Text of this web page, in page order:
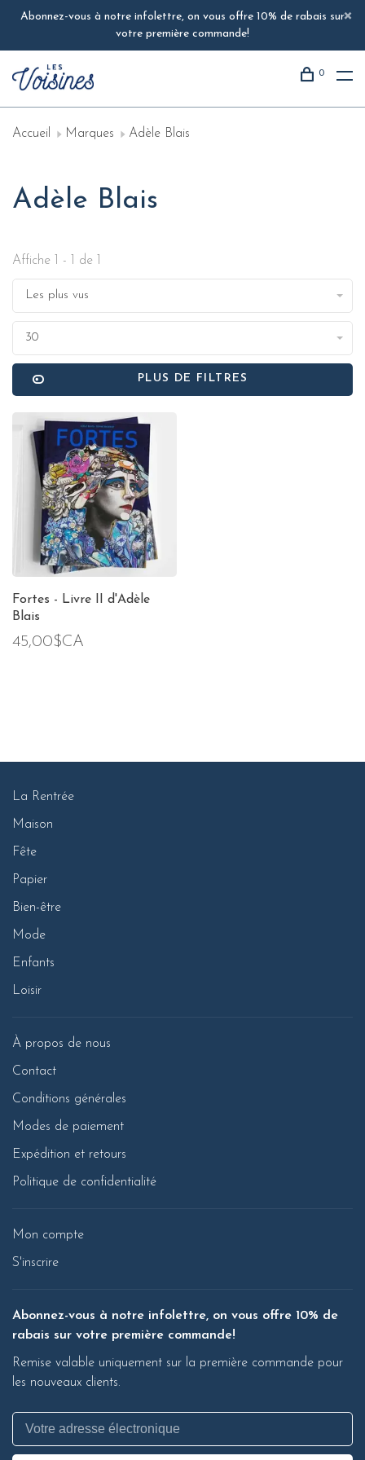
Abonnez-vous à notre infolettre, on vous offre 10% de rabais sur
votre première commande!
0
Accueil Marques Adèle Blais
Adèle Blais
Affiche 1 - 1 de 1
Les plus vus
30
PLUS DE FILTRES
Fortes - Livre II d'Adèle
Blais
45,00$CA
La Rentrée
Maison
Fête
Papier
Bien-être
Mode
Enfants
Loisir
À propos de nous
Contact
Conditions générales
Modes de paiement
Expédition et retours
Politique de confidentialité
Mon compte
S'inscrire
Abonnez-vous à notre infolettre, on vous offre 10% de
rabais sur votre première commande!
Remise valable uniquement sur la première commande pour
les nouveaux clients.